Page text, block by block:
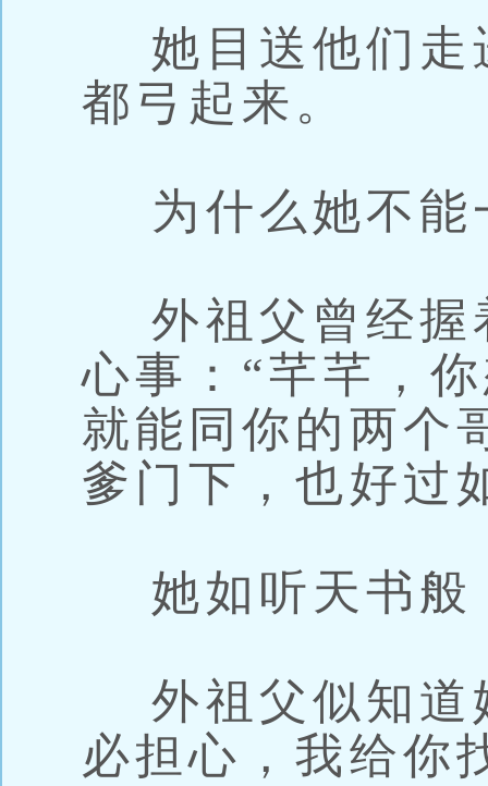
她目送他们走
都弓起来。
为什么她不能
外祖父曾经握
心事：“芊芊，
就能同你的两个
爹门下，也好过
她如听天书
外祖父似知道
必担心，我给你